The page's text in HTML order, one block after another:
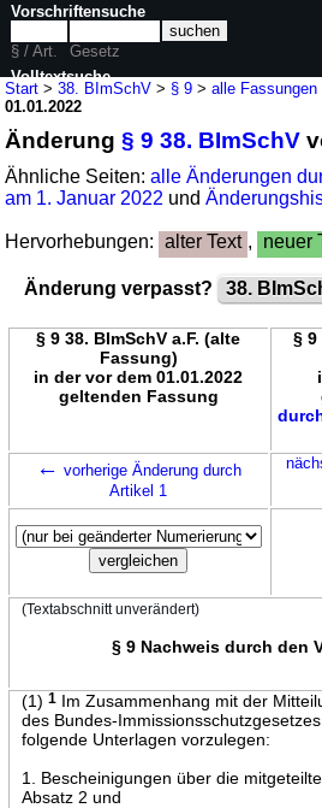
Start >38. BImSchV > § 9 >alle Fassungen
01.01.2022
Änderung§ 9 38. BImSchV
Ähnliche Seiten:alle Änderungen
am 1. Januar 2022 und
Hervorhebungen: alter Text , neuer
Änderung verpasst? 38.
§ 9 38. BImSchV a.F. (alte
Fassung)
in der vor dem 01.01.2022
geltenden Fassung
§ 9
← vorherige Änderung durch
Artikel 1
(Textabschnitt unverändert)
§ 9 Nachweis durch den
(1) 1Im Zusammenhang mit der
des Bundes-
folgende Unterlagen vorzulegen:
1. Bescheinigungen über die
Absatz 2 und
Vorschriftensuche
§ / Art.
Gesetz
Volltextsuche